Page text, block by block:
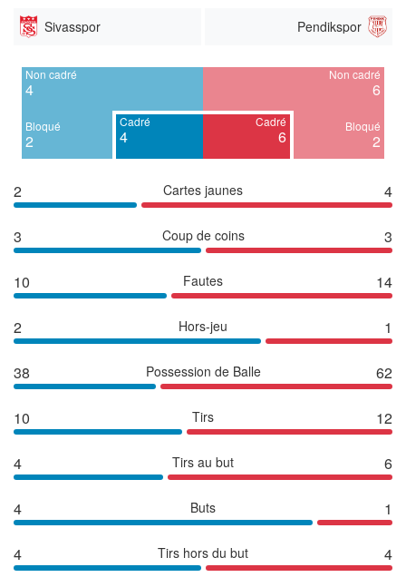
Sivasspor Pendikspor
Non cadré
4
Bloqué
2
Cadré
4
Cadré
6
Non cadré
6
Bloqué
2
2 Cartes jaunes 4
3 Coup de coins 3
10 Fautes 14
2 Hors-jeu 1
38 Possession de Balle 62
10 Tirs 12
4 Tirs au but 6
4 Buts 1
4 Tirs hors du but 4